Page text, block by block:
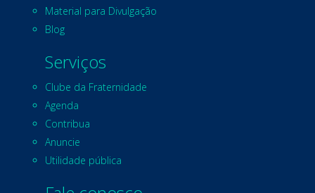
Material para Divulgação
Blog
Serviços
Clube da Fraternidade
Agenda
Contribua
Anuncie
Utilidade pública